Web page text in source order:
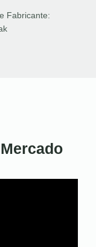
Fabricante: